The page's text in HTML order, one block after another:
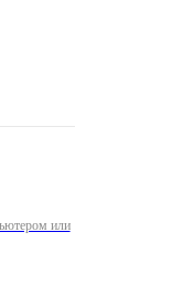
или